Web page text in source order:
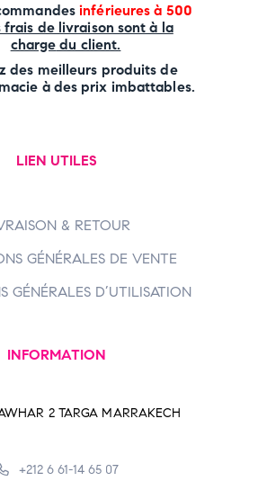
inférieures à 500
frais de livraison sont à la
charge du client.
des meilleurs produits de
à des prix imbattables.
LIEN UTILES
& RETOUR
GÉNÉRALES DE VENTE
GÉNÉRALES D’UTILISATION
INFORMATION
2 TARGA MARRAKECH
+212 6 61-14 65 07